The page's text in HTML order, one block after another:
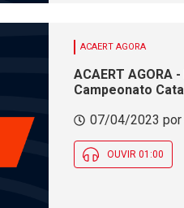
ACAERT AGORA
ACAERT
Campeonato
07/04/2023 por
OUVIR 01:00